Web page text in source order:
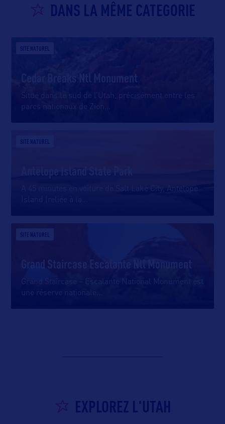
DANS LA MÊME CATEGORIE
SITE NATUREL
Situé dans le sud de l’Utah, précisément entre les
parcs nationaux de Zion
SITE NATUREL
A 45 minutes en voiture de Salt Lake City, Antelope
SITE NATUREL
Grand Staircase Escalante Ntl Monument
Grand Staircase – Escalante National Monument est
une réserve nationale
EXPLOREZ L'UTAH